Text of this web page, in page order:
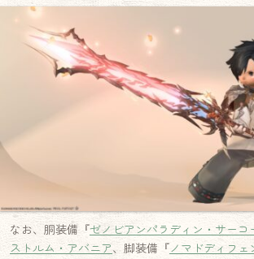
なお、胴装備『ゼノビアンパラディン・サーコ
ストルム・アバニア、脚装備『ノマドディフ